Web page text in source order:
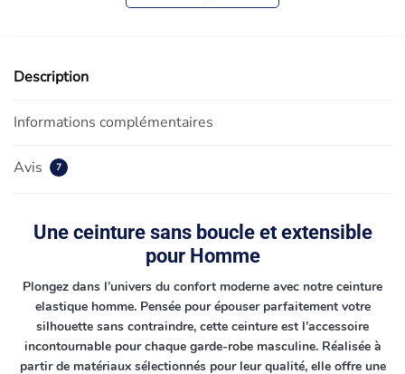
Description
Informations complémentaires
Avis 7
Une ceinture sans boucle et extensible
pour Homme
Plongez dans l’univers du confort moderne avec notre ceinture
elastique homme. Pensée pour épouser parfaitement votre
silhouette sans contraindre, cette ceinture est l’accessoire
incontournable pour chaque garde-robe masculine. Réalisée à
partir de matériaux sélectionnés pour leur qualité, elle offre une